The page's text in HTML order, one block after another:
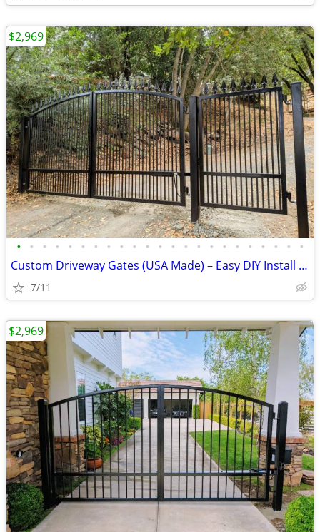
• • • • • • • • • • • • • • • • • • • • • • •
Custom Driveway Gates (USA Made) – Easy DIY Install + FREE Delivery
7/11
$2,969
$2,969